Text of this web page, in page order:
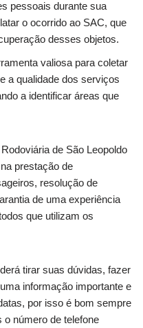
pessoais durante sua
o ocorrido ao SAC, que
desses objetos.
valiosa para coletar
a qualidade dos serviços
a identificar áreas que
de São Leopoldo
prestação de
resolução de
de uma experiência
que utilizam os
tirar suas dúvidas, fazer
informação importante e
por isso é bom sempre
número de telefone